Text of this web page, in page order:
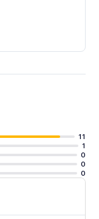
11
1
0
0
0